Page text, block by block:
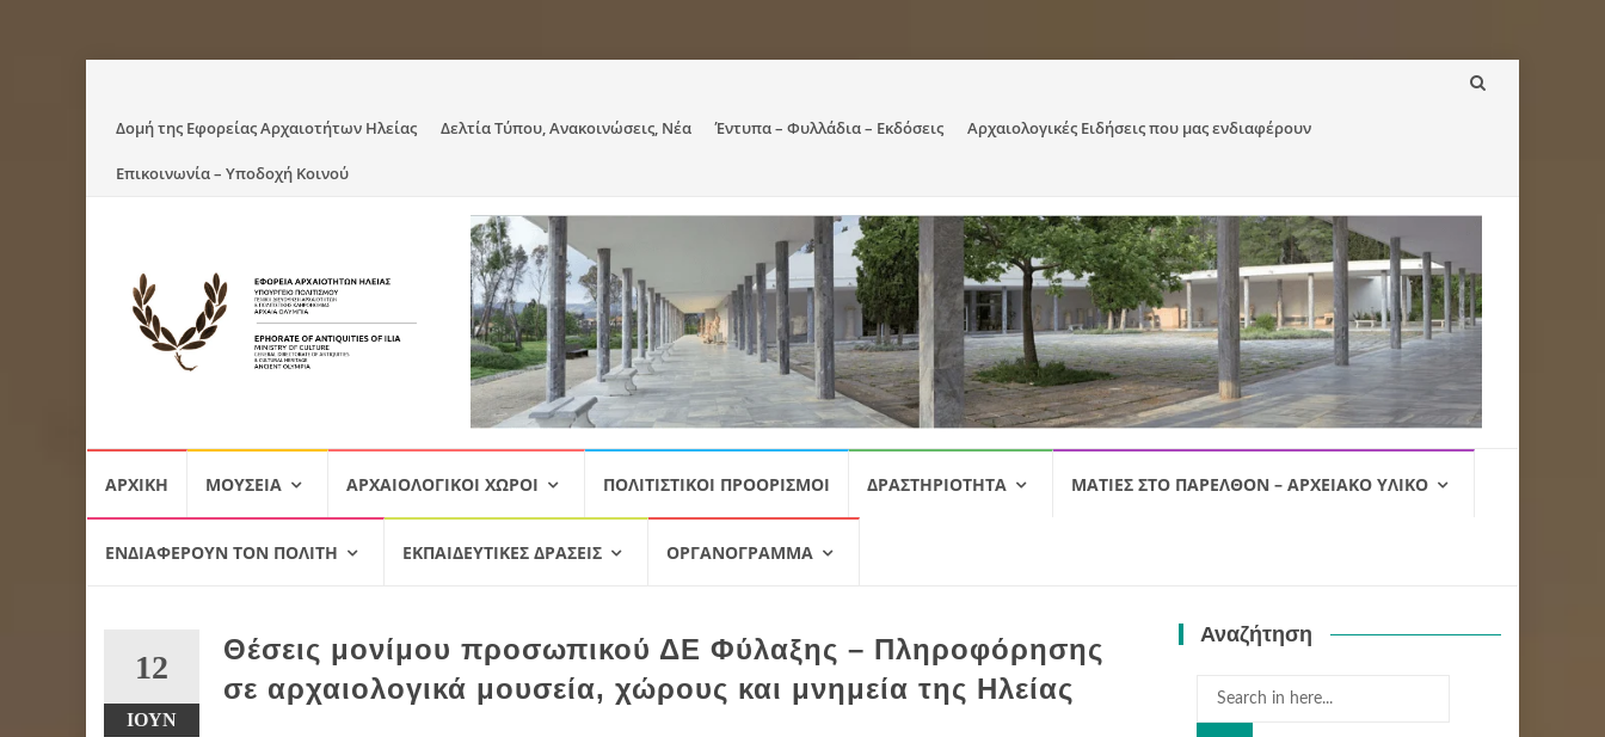
Skip
to
Δομή της Εφορείας Αρχαιοτήτων Ηλείας Δελτία Τύπου, Ανακοινώσεις, Νέα Έντυπα – Φυλλάδια – Εκδόσεις Αρχαιολογικές Ειδήσεις που μας ενδιαφέρουν
Επικοινωνία – Υποδοχή Κοινού
content
ΑΡΧΙΚΉ ΜΟΥΣΕΊΑ ΑΡΧΑΙΟΛΟΓΙΚΟΊ ΧΏΡΟΙ ΠΟΛΙΤΙΣΤΙΚΟΊ ΠΡΟΟΡΙΣΜΟΊ ΔΡΑΣΤΗΡΙΌΤΗΤΑ ΜΑΤΙΈΣ ΣΤΟ ΠΑΡΕΛΘΌΝ – ΑΡΧΕΙΑΚΌ ΥΛΙΚΌ
ΕΝΔΙΑΦΈΡΟΥΝ ΤΟΝ ΠΟΛΊΤΗ ΕΚΠΑΙΔΕΥΤΙΚΈΣ ΔΡΆΣΕΙΣ ΟΡΓΑΝΌΓΡΑΜΜΑ
12
ΙΟΎΝ
Θέσεις μονίμου προσωπικού ΔΕ Φύλαξης – Πληροφόρησης
σε αρχαιολογικά μουσεία, χώρους και μνημεία της Ηλείας
Αναζήτηση
Search